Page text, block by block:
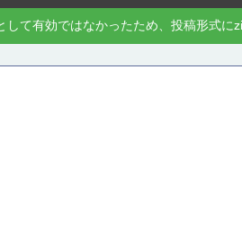
て有効ではなかったため、投稿形式